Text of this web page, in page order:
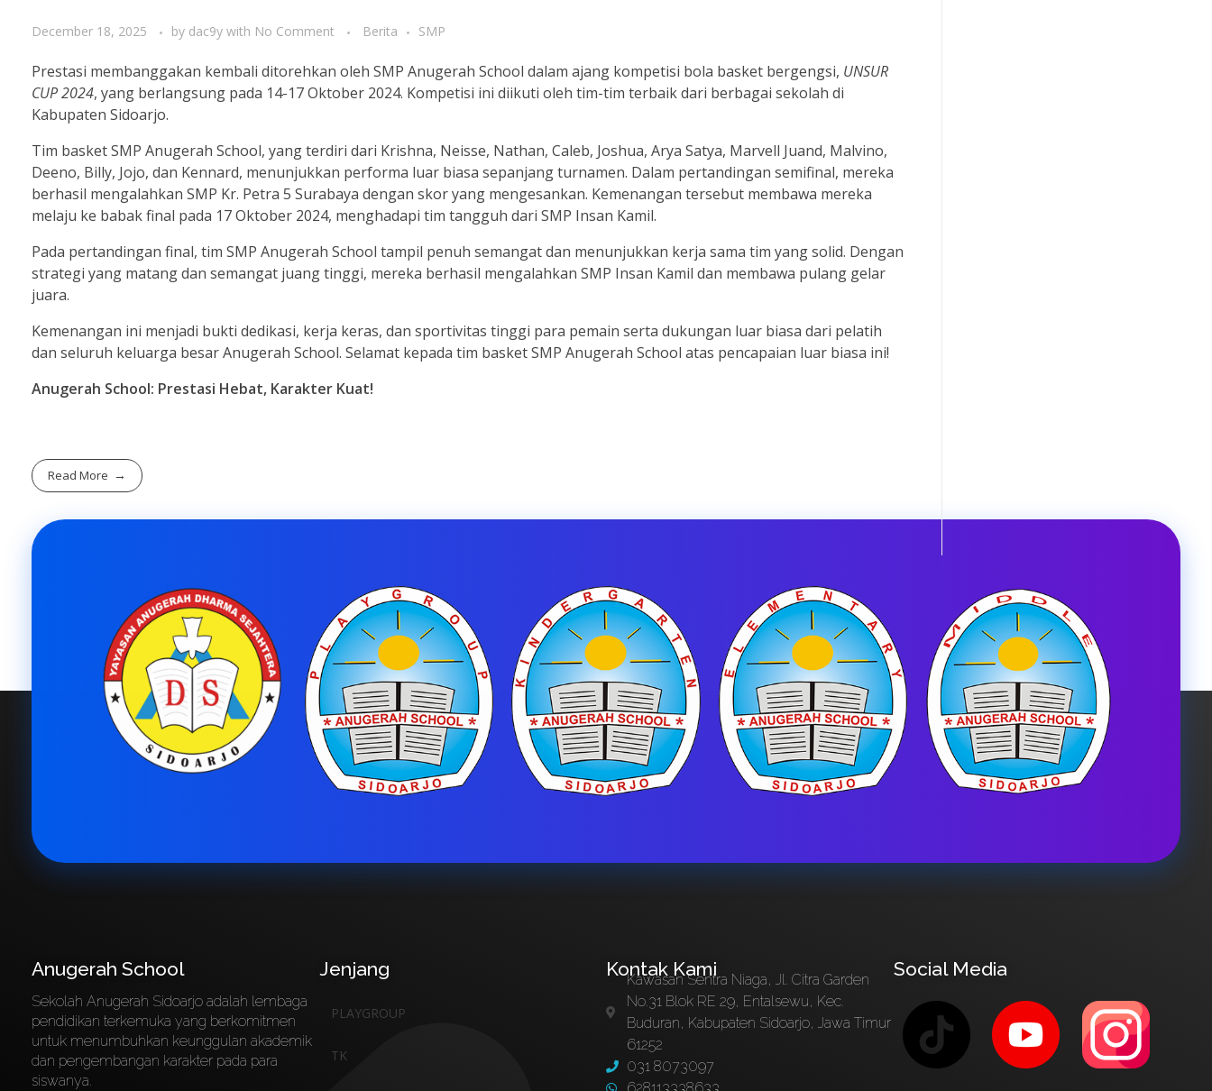
December 18, 2025 by dac9y with No Comment Berita SMP
Prestasi membanggakan kembali ditorehkan oleh SMP Anugerah School dalam ajang kompetisi bola basket bergengsi, UNSUR
CUP 2024, yang berlangsung pada 14-17 Oktober 2024. Kompetisi ini diikuti oleh tim-tim terbaik dari berbagai sekolah di
Kabupaten Sidoarjo.
Tim basket SMP Anugerah School, yang terdiri dari Krishna, Neisse, Nathan, Caleb, Joshua, Arya Satya, Marvell Juand, Malvino,
Deeno, Billy, Jojo, dan Kennard, menunjukkan performa luar biasa sepanjang turnamen. Dalam pertandingan semifinal, mereka
berhasil mengalahkan SMP Kr. Petra 5 Surabaya dengan skor yang mengesankan. Kemenangan tersebut membawa mereka
melaju ke babak final pada 17 Oktober 2024, menghadapi tim tangguh dari SMP Insan Kamil.
Pada pertandingan final, tim SMP Anugerah School tampil penuh semangat dan menunjukkan kerja sama tim yang solid. Dengan
strategi yang matang dan semangat juang tinggi, mereka berhasil mengalahkan SMP Insan Kamil dan membawa pulang gelar
juara.
Kemenangan ini menjadi bukti dedikasi, kerja keras, dan sportivitas tinggi para pemain serta dukungan luar biasa dari pelatih
dan seluruh keluarga besar Anugerah School. Selamat kepada tim basket SMP Anugerah School atas pencapaian luar biasa ini!
Anugerah School: Prestasi Hebat, Karakter Kuat!
Read More
Anugerah School
Sekolah Anugerah Sidoarjo adalah lembaga
pendidikan terkemuka yang berkomitmen
untuk menumbuhkan keunggulan akademik
dan pengembangan karakter pada para
siswanya.
Jenjang
PLAYGROUP
TK
Kontak Kami
Kawasan Sentra Niaga, Jl. Citra Garden
No.31 Blok RE 29, Entalsewu, Kec.
Buduran, Kabupaten Sidoarjo, Jawa Timur
61252
031 8073097
Social Media